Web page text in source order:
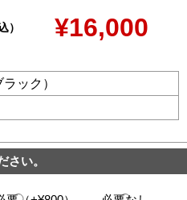
） ¥16,000
ック）
さい。